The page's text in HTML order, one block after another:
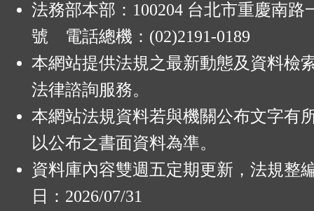
法務部本部：100204 台北市重慶南路
號 電話總機：(02)2191-0189
本網站提供法規之最新動態及資料檢
法律諮詢服務。
本網站法規資料若與機關公布文字有
以公布之書面資料為準。
資料庫內容雙週五定期更新，法規整
日：2026/07/31